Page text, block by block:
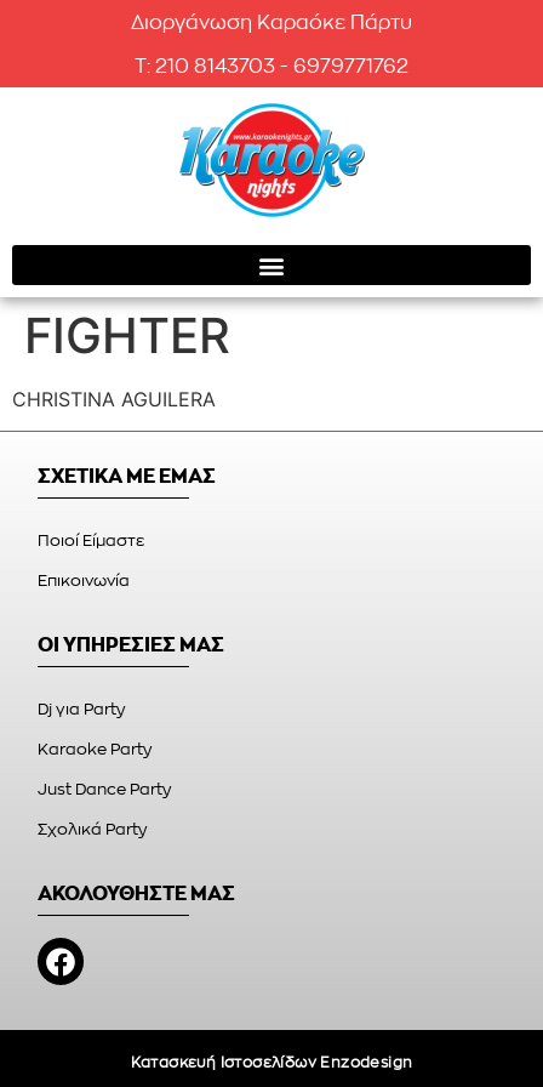
Διοργάνωση Καραόκε Πάρτυ
T: 210 8143703 - 6979771762
FIGHTER
CHRISTINA AGUILERA
ΣΧΕΤΙΚΑ ΜΕ ΕΜΑΣ
Ποιοί Είμαστε
Επικοινωνία
ΟΙ ΥΠΗΡΕΣΙΕΣ ΜΑΣ
Dj για Party
Karaoke Party
Just Dance Party
Σχολικά Party
ΑΚΟΛΟΥΘΗΣΤΕ ΜΑΣ
Κατασκευή Ιστοσελίδων Enzodesign